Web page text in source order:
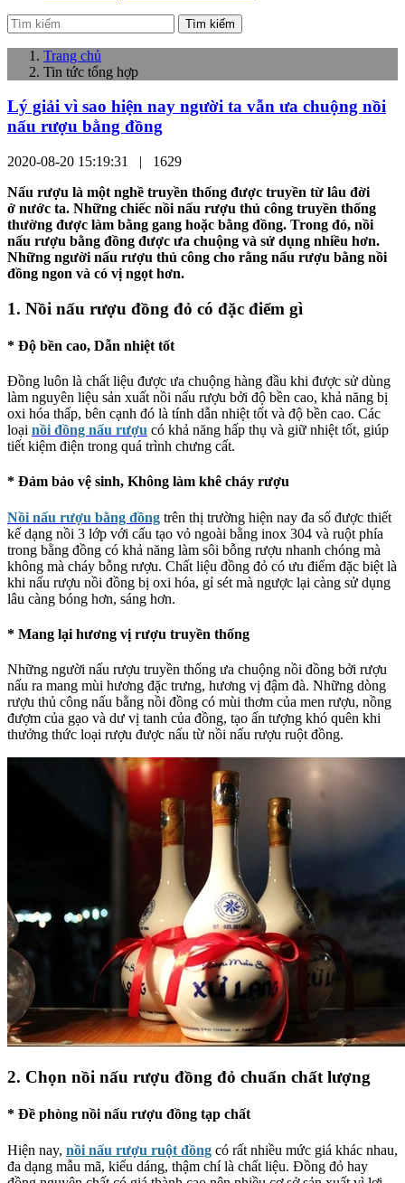
Tìm kiếm
Trang chủ
Tin tức tổng hợp
Lý giải vì sao hiện nay người ta vẫn ưa chuộng nồi
nấu rượu bằng đồng
2020-08-20 15:19:31 | 1629
Nấu rượu là một nghề truyền thống được truyền từ lâu đời
ở nước ta. Những chiếc nồi nấu rượu thủ công truyền thống
thường được làm bằng gang hoặc bằng đồng. Trong đó, nồi
nấu rượu bằng đồng được ưa chuộng và sử dụng nhiều hơn.
Những người nấu rượu thủ công cho rằng nấu rượu bằng nồi
đồng ngon và có vị ngọt hơn.
1. Nồi nấu rượu đồng đỏ có đặc điểm gì
* Độ bền cao, Dẫn nhiệt tốt
Đồng luôn là chất liệu được ưa chuộng hàng đầu khi được sử dùng
làm nguyên liệu sản xuất nồi nấu rượu bởi độ bền cao, khả năng bị
oxi hóa thấp, bên cạnh đó là tính dẫn nhiệt tốt và độ bền cao. Các
loại nồi đồng nấu rượu có khả năng hấp thụ và giữ nhiệt tốt, giúp
tiết kiệm điện trong quá trình chưng cất.
* Đảm bảo vệ sinh, Không làm khê cháy rượu
Nồi nấu rượu bằng đồng trên thị trường hiện nay đa số được thiết
kế dạng nồi 3 lớp với cấu tạo vỏ ngoài bằng inox 304 và ruột phía
trong bằng đồng có khả năng làm sôi bỗng rượu nhanh chóng mà
không mà cháy bỗng rượu. Chất liệu đồng đỏ có ưu điểm đặc biệt là
khi nấu rượu nồi đồng bị oxi hóa, gỉ sét mà ngược lại càng sử dụng
lâu càng bóng hơn, sáng hơn.
* Mang lại hương vị rượu truyền thống
Những người nấu rượu truyền thống ưa chuộng nồi đồng bởi rượu
nấu ra mang mùi hương đặc trưng, hương vị đậm đà. Những dòng
rượu thủ công nấu bằng nồi đồng có mùi thơm của men rượu, nồng
đượm của gạo và dư vị tanh của đồng, tạo ấn tượng khó quên khi
thưởng thức loại rượu được nấu từ nồi nấu rượu ruột đồng.
2. Chọn nồi nấu rượu đồng đỏ chuẩn chất lượng
* Đề phòng nồi nấu rượu đồng tạp chất
Hiện nay, nồi nấu rượu ruột đồng có rất nhiều mức giá khác nhau,
đa dạng mẫu mã, kiểu dáng, thậm chí là chất liệu. Đồng đỏ hay